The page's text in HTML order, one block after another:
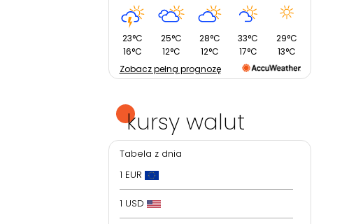
23°C
16°C
25°C
12°C
28°C
12°C
33°C
17°C
29°C
13°C
Zobacz pełną prognozę
kursy walut
Tabela z dnia
1 EUR
1 USD